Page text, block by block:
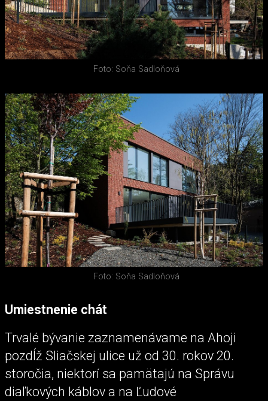
Foto: Soňa Sadloňová
Foto: Soňa Sadloňová
Umiestnenie chát
Trvalé bývanie zaznamenávame na Ahoji
pozdĺž Sliačskej ulice už od 30. rokov 20.
storočia, niektorí sa pamätajú na Správu
diaľkových káblov a na Ľudové